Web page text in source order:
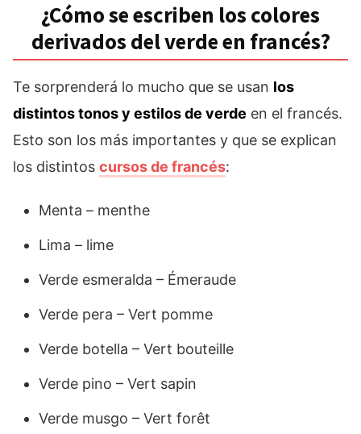
¿Cómo se escriben los colores
derivados del verde en francés?
Te sorprenderá lo mucho que se usan los
distintos tonos y estilos de verde en el francés.
Esto son los más importantes y que se explican
los distintos cursos de francés:
Menta – menthe
Lima – lime
Verde esmeralda – Émeraude
Verde pera – Vert pomme
Verde botella – Vert bouteille
Verde pino – Vert sapin
Verde musgo – Vert forêt